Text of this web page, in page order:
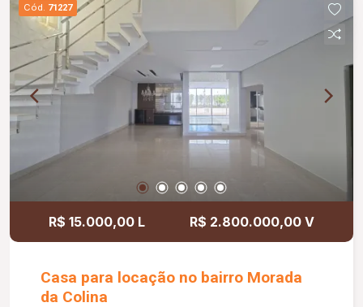
Cód. 71227
R$ 15.000,00 L R$ 2.800.000,00 V
Casa para locação no bairro Morada
da Colina